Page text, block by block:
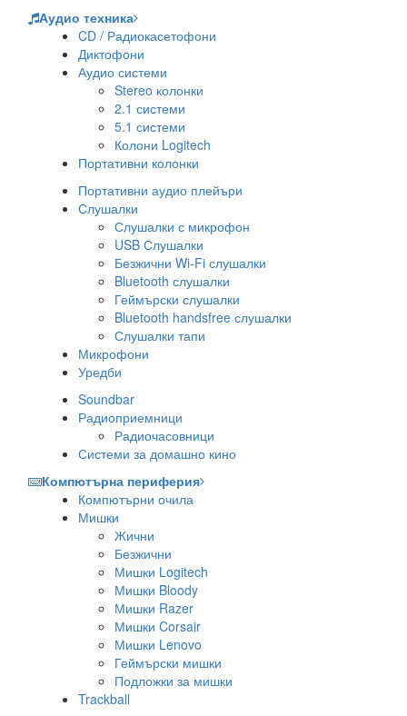
Аудио техника
CD / Радиокасетофони
Диктофони
Аудио системи
Stereo колонки
2.1 системи
5.1 системи
Колони Logitech
Портативни колонки
Портативни аудио плейъри
Слушалки
Слушалки с микрофон
USB Слушалки
Безжични Wi-Fi слушалки
Bluetooth слушалки
Геймърски слушалки
Bluetooth handsfree слушалки
Слушалки тапи
Микрофони
Уредби
Soundbar
Радиоприемници
Радиочасовници
Системи за домашно кино
Компютърна периферия
Компютърни очила
Мишки
Жични
Безжични
Мишки Logitech
Мишки Bloody
Мишки Razer
Мишки Corsair
Мишки Lenovo
Геймърски мишки
Подложки за мишки
Trackball